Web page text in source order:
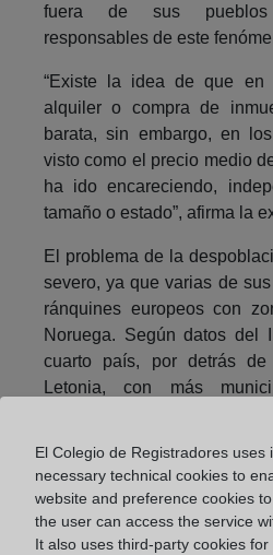
fuera de sus pueblos
responsables de este
“Existe la idea de que en
alquiler o compra de
barata, sin embargo, en
visto como el precio medio
ha ido encareciendo,
tamaño o estado”, afirma la
El problema de la
severo, ya que varias de
ránquines europeos con
Noruega. Según datos del
cuarto país, por detrás
Letonia, con más
Si se quiere acabar con
Puigdevall, se deberá
“reactivación” de la
El Colegio de Registradores uses
necessary technical cookies to
website and preference cookies
the user can access the service
It also uses third-party cookies